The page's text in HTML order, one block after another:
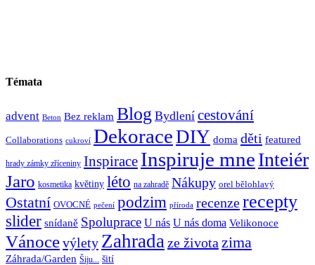
Témata
advent Beton Bez reklam Blog Bydlení cestování
Collaborations cukroví DekoraceDIY doma děti featured
hrady zámky zříceniny Inspirace Inspiruje mneInteiér
Jaro kosmetika květiny léto na zahradě Nákupy orel bělohlavý
Ostatní OVOCNÉ pečení podzim příroda recenzerecepty
slider snídaně Spoluprace U nás U nás doma Velikonoce
Vánocevýlety Zahrada ze života zima
Záhrada/Garden Šiju... šití